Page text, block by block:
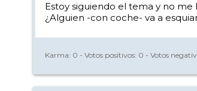
Estoy siguiendo el tema y no me
¿Alguien -con coche- va a
Karma: 0 - Votos positivos: 0 - Votos